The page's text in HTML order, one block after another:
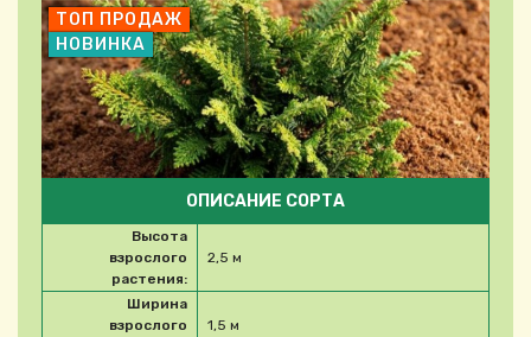
ТОП ПРОДАЖ
НОВИНКА
ОПИСАНИЕ СОРТА
Высота
взрослого
растения:
2,5 м
Ширина
взрослого
1,5 м